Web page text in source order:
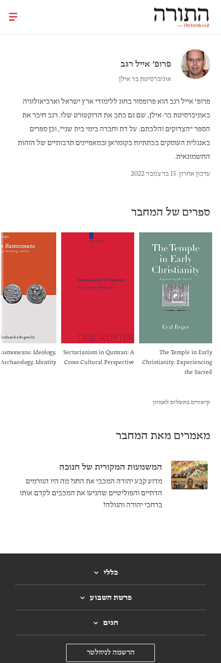
פרופ' אייל רגב
אוניברסיטת בר אילן
פרופ' אייל רגב הוא פרופסור בחוג ללימודי ארץ ישראל וארכיאולוגיה
באוניברסיטת בר-אילן, שם גם כתב את הדוקטורט שלו. רגב חיבר את
הספר "הצדוקים והלכתם: על דת וחברה בימי בית שני", וכן ספרים
באנגלית העוסקים בכתתיות בקומראן ובמאפיינים תרבותיים של הזהות
החשמונאית.
עדכון אחרון 15 בדצמבר 2022
ספרים של המחבר
The Temple in Early
Christianity: Experiencing
the Sacred
Sectarianism in Qumran: A
Cross-Cultural Perspective
Ideology,
Archaeology, Identity
קישורים בתשלום לאמזון
מאמרים מאת המחבר
המשמעות המקורית של חנוכה
מדוע קבע יהודה המכבי את החג? מה היו הגורמים
הדתיים והפוליטיים שהניעו את המכבים לקדם אותו
ברחבי יהודה והגולה?
כללי
פרשת השבוע
חגים
הרשמה לניוזלטר